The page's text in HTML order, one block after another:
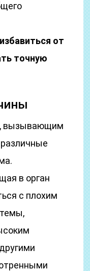
от
точную
вызывающим
в орган
с плохим